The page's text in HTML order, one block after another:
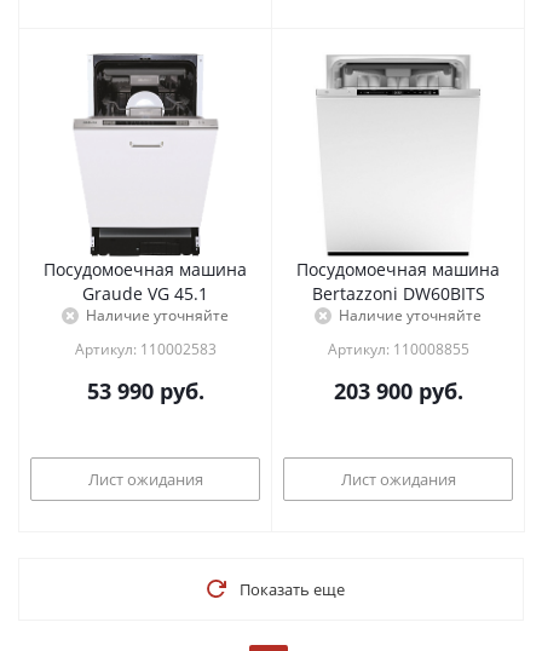
Посудомоечная машина
Graude VG 45.1
Наличие уточняйте
Артикул: 110002583
53 990руб.
Лист ожидания
Посудомоечная машина
Bertazzoni DW60BITS
Наличие уточняйте
Артикул: 110008855
203 900руб.
Лист ожидания
Показать еще